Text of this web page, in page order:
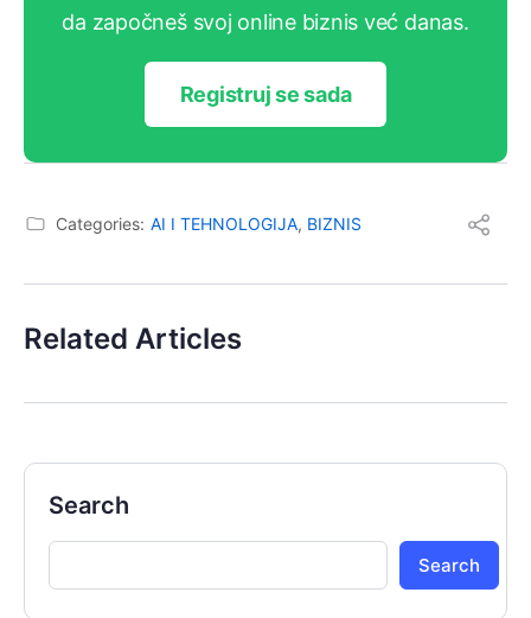
da započneš svoj online biznis već danas.
Registruj se sada
Categories: AI I TEHNOLOGIJA, BIZNIS
Related Articles
Search
Search